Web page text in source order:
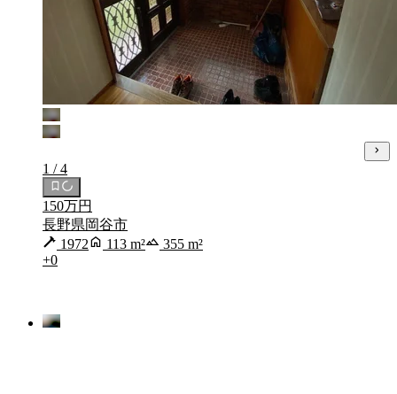
1 / 4
150万円
長野県岡谷市
1972
113 m²
355 m²
+0